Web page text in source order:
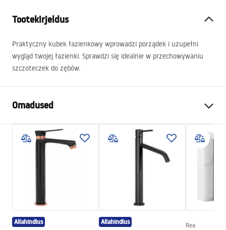
Tootekirjeldus
Praktyczny kubek łazienkowy wprowadzi porządek i uzupełni
wygląd twojej łazienki. Sprawdzi się idealnie w przechowywaniu
szczoteczek do zębów.
Omadused
Matt klaas, Metall
Sügavus
100mm
Allahindlus Allahindlus Rea